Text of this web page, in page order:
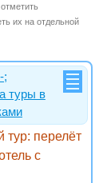
их на отдельной
;
туры в
тур: перелёт
с